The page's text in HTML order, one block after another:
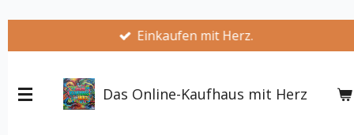
springen
Einkaufen mit Herz.
Das Online-Kaufhaus mit Herz